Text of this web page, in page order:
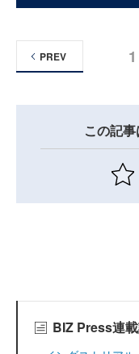
1
PREV
この記
BIZ Press連